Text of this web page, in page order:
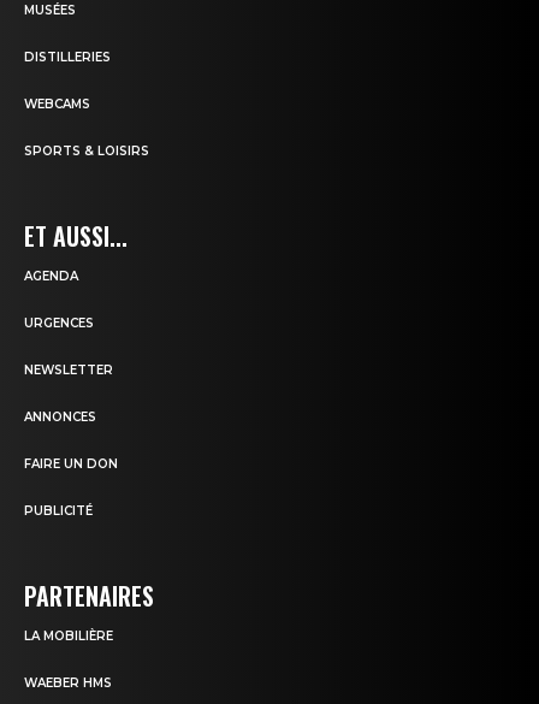
MUSÉES
DISTILLERIES
WEBCAMS
SPORTS & LOISIRS
ET AUSSI...
AGENDA
URGENCES
NEWSLETTER
ANNONCES
FAIRE UN DON
PUBLICITÉ
PARTENAIRES
LA MOBILIÈRE
WAEBER HMS